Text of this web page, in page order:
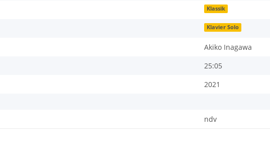
Klassik
Klavier Solo
Akiko Inagawa
25:05
2021
ndv